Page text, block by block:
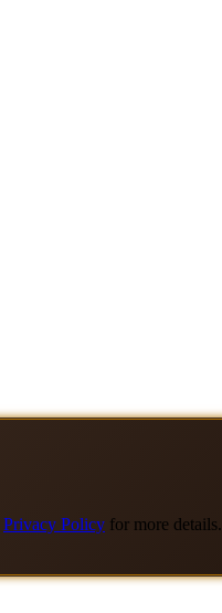
Privacy Policy for more details.